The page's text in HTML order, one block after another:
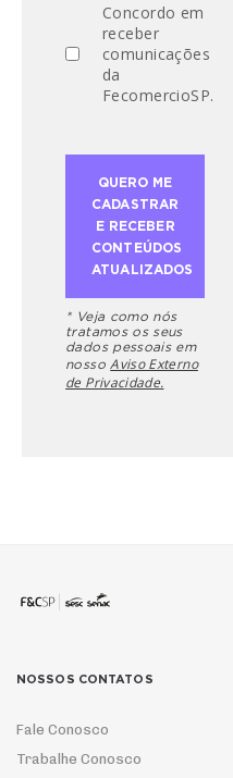
Concordo em
receber
comunicações
da
FecomercioSP.
* Veja como nós
tratamos os seus
dados pessoais em
nosso Aviso Externo
de Privacidade.
NOSSOS CONTATOS
Fale Conosco
Trabalhe Conosco